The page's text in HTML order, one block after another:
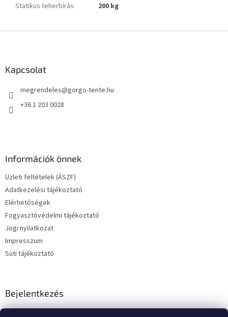
Statikus teherbírás: 200 kg
Kapcsolat
megrendeles@gorgo-tente.hu
+36 1 203 0028
Információk önnek
Üzleti feltételek (ÁSZF)
Adatkezelési tájékoztató
Elérhetőségek
Fogyasztóvédelmi tájékoztató
Jogi nyilatkozat
Impresszum
Süti tájékoztató
Bejelentkezés
E-mail